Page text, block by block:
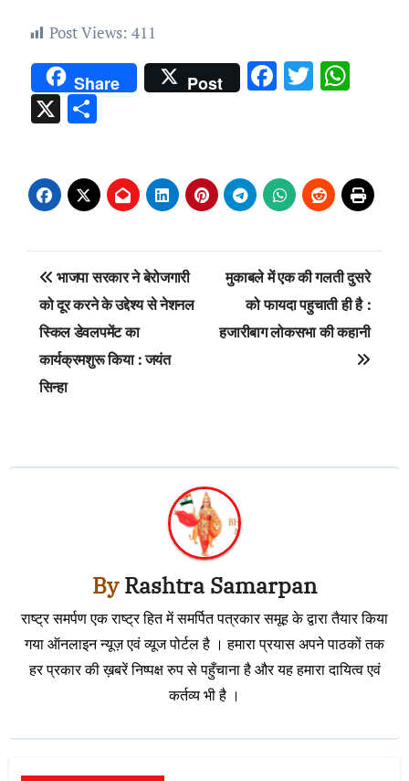
Post Views: 411
Share Post Facebook
Twitter
X Share
Post
navigation
भाजपा सरकार ने बेरोजगारी
को दूर करने के उद्देश्य से नेशनल
स्किल डेवलपमेंट का
कार्यक्रमशुरू किया : जयंत
सिन्हा
मुकाबले में एक की गलती दुसरे
को फायदा पहुचाती ही है :
हजारीबाग लोकसभा की कहानी
ByRashtra Samarpan
राष्ट्र समर्पण एक राष्ट्र हित में समर्पित पत्रकार समूह के द्वारा तैयार किया
गया ऑनलाइन न्यूज़ एवं व्यूज पोर्टल है । हमारा प्रयास अपने पाठकों तक
हर प्रकार की ख़बरें निष्पक्ष रुप से पहुँचाना है और यह हमारा दायित्व एवं
कर्तव्य भी है ।